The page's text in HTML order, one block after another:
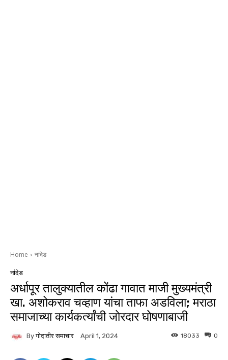
Home नांदेड
नांदेड
अर्धापूर तालुक्यातील कोंढा गावात माजी मुख्यमंत्री
खा. अशोकराव चव्हाण यांचा ताफा अडविला; मराठा
समाजाच्या कार्यकर्त्यांची जोरदार घोषणाबाजी
By गोदातीर समाचार April 1, 2024 0
18033